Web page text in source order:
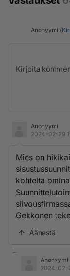
Anonyymi (
Anonyymi
2024-02-29
Mies on
kohteita
Gekkonen
Äänestä
Anonyymi
2024-02-